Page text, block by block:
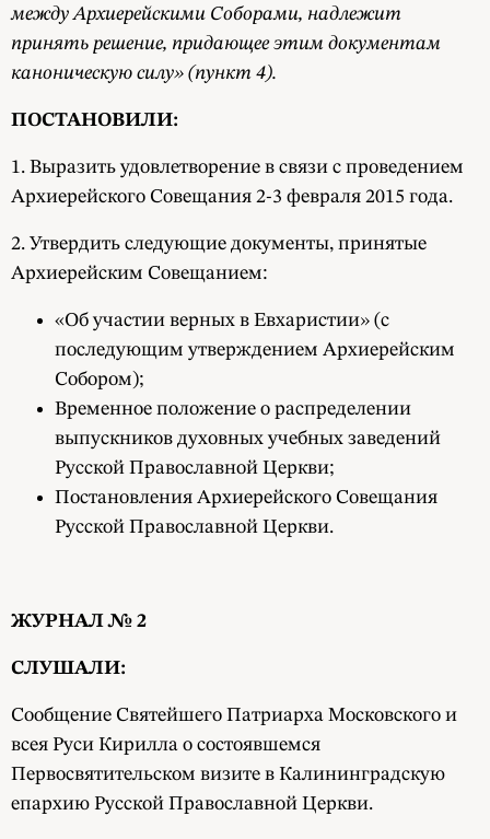
между Архиерейскими Соборами, надлежит
принять решение, придающее этим документам
каноническую силу» (пункт 4).
ПОСТАНОВИЛИ:
1. Выразить удовлетворение в связи с проведением
Архиерейского Совещания 2-3 февраля 2015 года.
2. Утвердить следующие документы, принятые
Архиерейским Совещанием:
«Об участии верных в Евхаристии» (с
последующим утверждением Архиерейским
Собором);
Временное положение о распределении
выпускников духовных учебных заведений
Русской Православной Церкви;
Постановления Архиерейского Совещания
Русской Православной Церкви.
ЖУРНАЛ № 2
СЛУШАЛИ:
Сообщение Святейшего Патриарха Московского и
всея Руси Кирилла о состоявшемся
Первосвятительском визите в Калининградскую
епархию Русской Православной Церкви.